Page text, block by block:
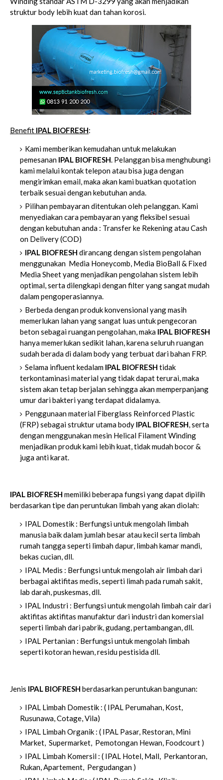
struktur body lebih kuat dan tahan korosi.
Benefit IPAL BIOFRESH:
Kami memberikan kemudahan untuk melakukan
pemesanan IPAL BIOFRESH. Pelanggan bisa menghubungi
kami melalui kontak telepon atau bisa juga dengan
mengirimkan email, maka akan kami buatkan quotation
terbaik sesuai dengan kebutuhan anda.
Pilihan pembayaran ditentukan oleh pelanggan. Kami
menyediakan cara pembayaran yang fleksibel sesuai
dengan kebutuhan anda : Transfer ke Rekening atau Cash
on Delivery (COD)
IPAL BIOFRESH dirancang dengan sistem pengolahan
menggunakan Media Honeycomb, Media BioBall & Fixed
Media Sheet yang menjadikan pengolahan sistem lebih
optimal, serta dilengkapi dengan filter yang sangat mudah
dalam pengoperasiannya.
Berbeda dengan produk konvensional yang masih
memerlukan lahan yang sangat luas untuk pengecoran
beton sebagai ruangan pengolahan, maka IPAL BIOFRESH
hanya memerlukan sedikit lahan, karena seluruh ruangan
sudah berada di dalam body yang terbuat dari bahan FRP.
Selama influent kedalam IPAL BIOFRESH tidak
terkontaminasi material yang tidak dapat terurai, maka
sistem akan tetap berjalan sehingga akan memperpanjang
umur dari bakteri yang terdapat didalamya.
Penggunaan material Fiberglass Reinforced Plastic
(FRP) sebagai struktur utama body IPAL BIOFRESH, serta
dengan menggunakan mesin Helical Filament Winding
menjadikan produk kami lebih kuat, tidak mudah bocor &
juga anti karat.
IPAL BIOFRESH memiliki beberapa fungsi yang dapat dipilih
berdasarkan tipe dan peruntukan limbah yang akan diolah:
IPAL Domestik : Berfungsi untuk mengolah limbah
manusia baik dalam jumlah besar atau kecil serta limbah
rumah tangga seperti limbah dapur, limbah kamar mandi,
bekas cucian, dll.
IPAL Medis : Berfungsi untuk mengolah air limbah dari
berbagai aktifitas medis, seperti limah pada rumah sakit,
lab darah, puskesmas, dll.
IPAL Industri : Berfungsi untuk mengolah limbah cair dari
aktifitas aktifitas manufaktur dari industri dan komersial
seperti limbah dari pabrik, gudang, pertambangan, dll.
IPAL Pertanian : Berfungsi untuk mengolah limbah
seperti kotoran hewan, residu pestisida dll.
Jenis IPAL BIOFRESH berdasarkan peruntukan bangunan:
IPAL Limbah Domestik : ( IPAL Perumahan, Kost,
Rusunawa, Cotage, Vila)
IPAL Limbah Organik : ( IPAL Pasar, Restoran, Mini
Market, Supermarket, Pemotongan Hewan, Foodcourt )
IPAL Limbah Komersil : ( IPAL Hotel, Mall, Perkantoran,
Rukan, Apartement, Pergudangan )